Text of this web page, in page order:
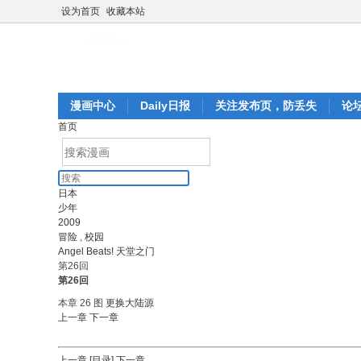
设为首页 收藏本站
漫画中心 Daily日报 关注发布页，防丢失 论
首页
日本
少年
2009
冒险 , 校园
Angel Beats! 天堂之门
第26回
第26回
本章 26 图 更换大陆源
上一章 下一章